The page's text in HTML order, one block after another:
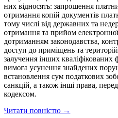
них відносять: запрошення
отримання копій документів
тому числі від державних та
отримання та прийом
дотриманням законодавства,
доступ до приміщень та
залучення інших кваліфікованих
вимога усунення знайдених
встановлення сум податкових
санкцій, а також інші права,
кодексом.
Читати повністю →